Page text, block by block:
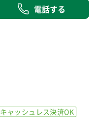
電話する
キャッシュレス決済OK